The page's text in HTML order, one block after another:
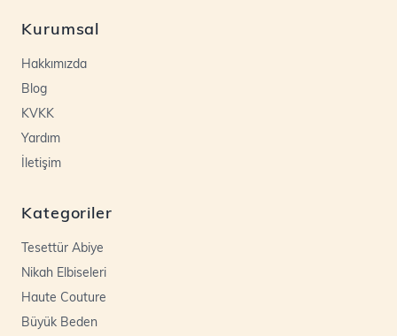
Kurumsal
Hakkımızda
Blog
KVKK
Yardım
İletişim
Kategoriler
Tesettür Abiye
Nikah Elbiseleri
Haute Couture
Büyük Beden